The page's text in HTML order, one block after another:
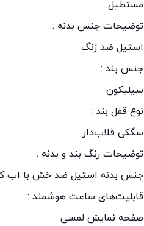
مستطیل
توضیحات جنس بدنه :
استیل ضد زنگ
جنس بند :
سیلیکون
نوع قفل بند :
سگکی قلاب‌دار
توضیحات رنگ بند و بدنه :
جنس بدنه استیل ضد خش با اب
قابلیت‌های ساعت هوشمند :
صفحه نمایش لمسی